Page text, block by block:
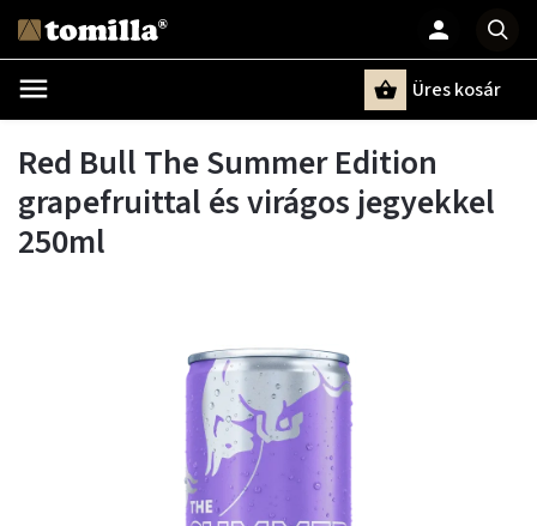
Üres kosár
Red Bull The Summer Edition
grapefruittal és virágos jegyekkel
250ml